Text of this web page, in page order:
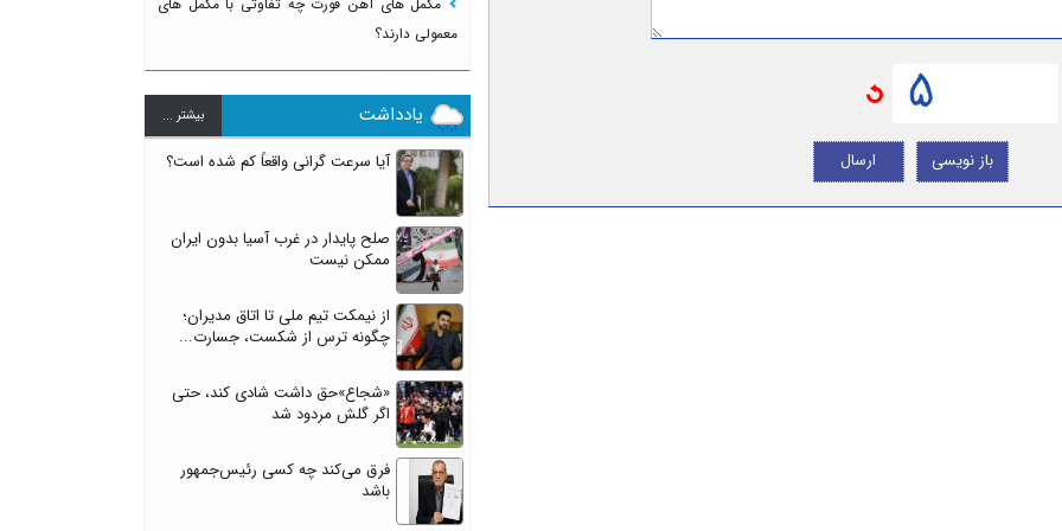
ارسال باز نویسی
معمولی دارند؟
یادداشت بيشتر ...
آیا سرعت گرانی واقعاً کم شده است؟
صلح پایدار در غرب آسیا بدون ایران
ممکن نیست
از نیمکت تیم ملی تا اتاق مدیران؛
چگونه ترس از شکست، جسارت...
«شجاع»حق داشت شادی کند، حتی
اگر گلش مردود شد
فرق می‌کند چه کسی رئیس‌جمهور
باشد